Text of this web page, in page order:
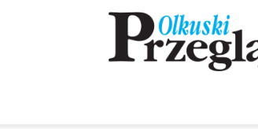
Przegląd
Olkuski